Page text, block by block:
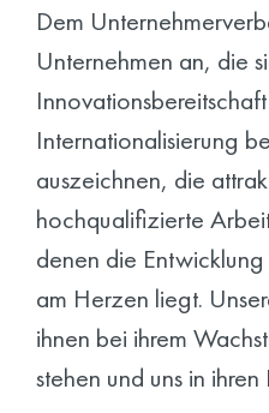
Dem
Unternehmen an, die
Internationalisierung
auszeichnen, die
hochqualifizierte
denen die
am Herzen liegt.
ihnen bei ihrem
stehen und uns in